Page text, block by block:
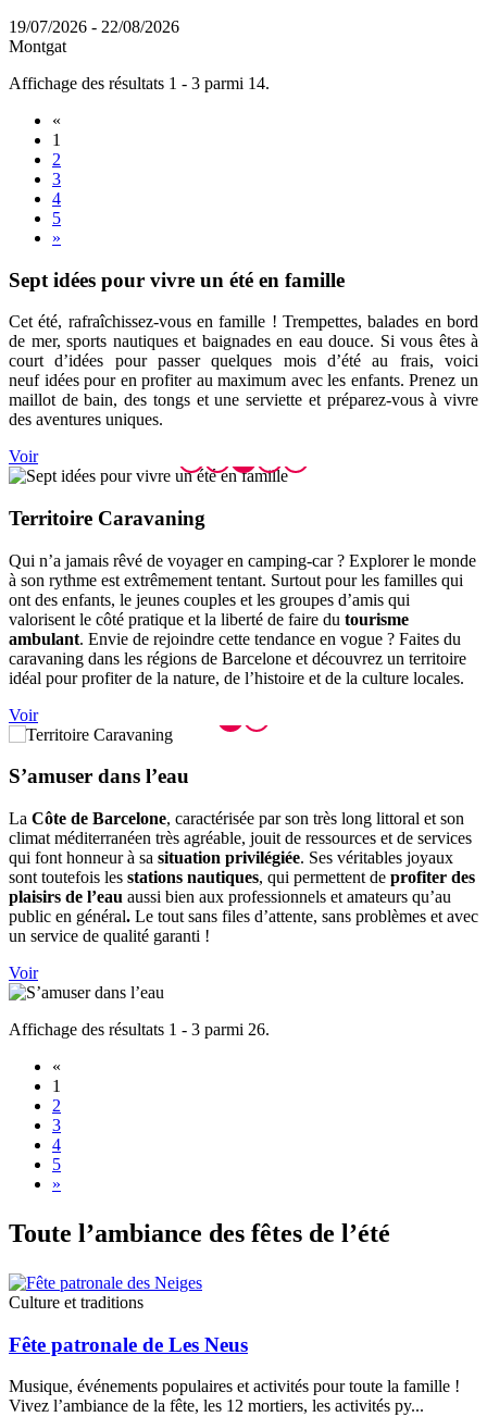
19/07/2026 - 22/08/2026
Montgat
Affichage des résultats 1 - 3 parmi 14.
«
1
2
3
4
5
»
Sept idées pour vivre un été en famille
Cet été, rafraîchissez-vous en famille ! Trempettes, balades en bord
de mer, sports nautiques et baignades en eau douce. Si vous êtes à
court d’idées pour passer quelques mois d’été au frais, voici
neuf idées pour en profiter au maximum avec les enfants. Prenez un
maillot de bain, des tongs et une serviette et préparez-vous à vivre
des aventures uniques.
Voir
Territoire Caravaning
Qui n’a jamais rêvé de voyager en camping-car ? Explorer le monde
à son rythme est extrêmement tentant. Surtout pour les familles qui
ont des enfants, le jeunes couples et les groupes d’amis qui
valorisent le côté pratique et la liberté de faire du tourisme
ambulant. Envie de rejoindre cette tendance en vogue ? Faites du
caravaning dans les régions de Barcelone et découvrez un territoire
idéal pour profiter de la nature, de l’histoire et de la culture locales.
Voir
S’amuser dans l’eau
La Côte de Barcelone, caractérisée par son très long littoral et son
climat méditerranéen très agréable, jouit de ressources et de services
qui font honneur à sa situation privilégiée. Ses véritables joyaux
sont toutefois les stations nautiques, qui permettent de profiter des
plaisirs de l’eau aussi bien aux professionnels et amateurs qu’au
public en général. Le tout sans files d’attente, sans problèmes et avec
un service de qualité garanti !
Voir
Affichage des résultats 1 - 3 parmi 26.
«
1
2
3
4
5
»
Toute l’ambiance des fêtes de l’été
Culture et traditions
Fête patronale de Les Neus
Musique, événements populaires et activités pour toute la famille !
Vivez l’ambiance de la fête, les 12 mortiers, les activités py...